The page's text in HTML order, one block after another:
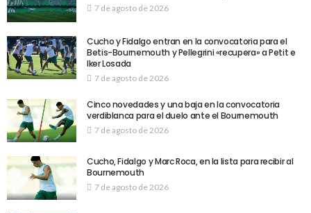
7 de agosto de 2026
Cucho y Fidalgo entran en la convocatoria para el
Betis-Bournemouth y Pellegrini «recupera» a Petit e
Iker Losada
7 de agosto de 2026
Cinco novedades y una baja en la convocatoria
verdiblanca para el duelo ante el Bournemouth
7 de agosto de 2026
Cucho, Fidalgo y Marc Roca, en la lista para recibir al
Bournemouth
7 de agosto de 2026